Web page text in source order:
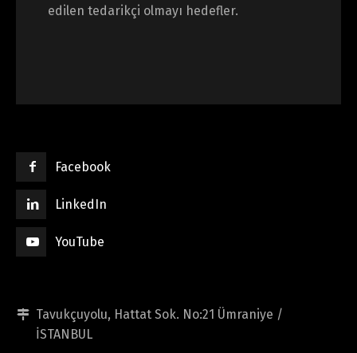
edilen tedarikçi olmayı hedefler.
Facebook
LinkedIn
YouTube
Tavukçuyolu, Hattat Sok. No:21 Ümraniye /
İSTANBUL